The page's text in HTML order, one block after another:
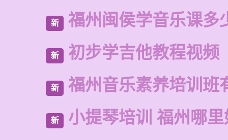
新 福州闽侯学音乐课多
新 初步学吉他教程视频
新 福州音乐素养培训班
新 小提琴培训 福州哪